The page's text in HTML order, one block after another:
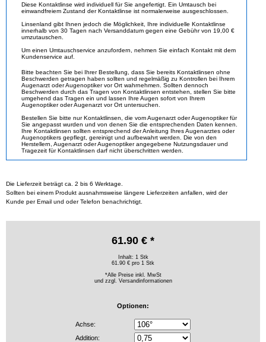
Diese Kontaktlinse wird individuell für Sie angefertigt. Ein Umtausch bei
einwandfreiem Zustand der Kontaktlinse ist normalerweise ausgeschlossen.
Linsenland gibt Ihnen jedoch die Möglichkeit, Ihre individuelle Kontaktlinse
innerhalb von 30 Tagen nach Versanddatum gegen eine Gebühr von 19,00 €
umzutauschen.
Um einen Umtauschservice anzufordern, nehmen Sie einfach Kontakt mit dem
Kundenservice auf.
Bitte beachten Sie bei Ihrer Bestellung, dass Sie bereits Kontaktlinsen ohne
Beschwerden getragen haben sollten und regelmäßig zu Kontrollen bei Ihrem
Augenarzt oder Augenoptiker vor Ort wahrnehmen. Sollten dennoch
Beschwerden durch das Tragen von Kontaktlinsen entstehen, stellen Sie bitte
umgehend das Tragen ein und lassen Ihre Augen sofort von Ihrem
Augenoptiker oder Augenarzt vor Ort untersuchen.
Bestellen Sie bitte nur Kontaktlinsen, die vom Augenarzt oder Augenoptiker für
Sie angepasst wurden und von denen Sie die entsprechenden Daten kennen.
Ihre Kontaktlinsen sollten entsprechend der Anleitung Ihres Augenarztes oder
Augenoptikers gepflegt, gereinigt und aufbewahrt werden. Die von den
Herstellern, Augenarzt oder Augenoptiker angegebene Nutzungsdauer und
Tragezeit für Kontaktlinsen darf nicht überschritten werden.
Die Lieferzeit beträgt ca. 2 bis 6 Werktage.
Sollten bei einem Produkt ausnahmsweise längere Lieferzeiten anfallen, wird der
Kunde per Email und oder Telefon benachrichtigt.
61.90 € *
Inhalt: 1 Stk
61.90 € pro 1 Stk
*Alle Preise inkl. MwSt
und zzgl. Versandinformationen
Optionen:
Achse:
Addition: